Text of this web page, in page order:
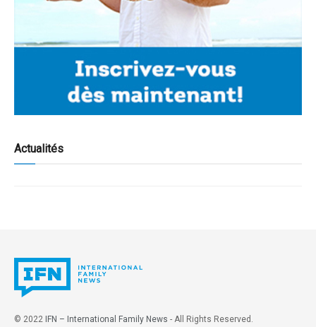
Actualités
© 2022 IFN – International Family News - All Rights Reserved.